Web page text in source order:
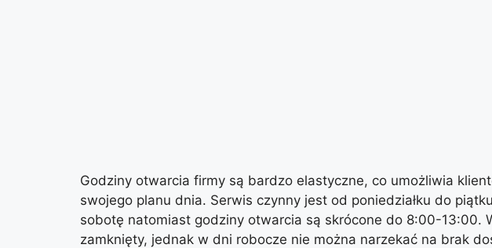
Godziny otwarcia firmy są bardzo elastyczne, co umożliwia
swojego planu dnia. Serwis czynny jest od poniedziałku do
sobotę natomiast godziny otwarcia są skrócone do 8:00-13:00.
zamknięty, jednak w dni robocze nie można narzekać na brak